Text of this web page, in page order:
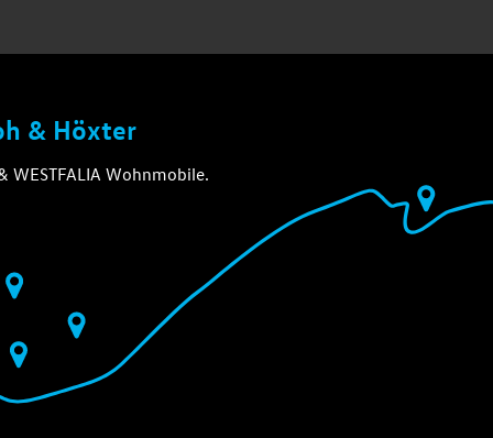
& Höxter
WESTFALIA Wohnmobile.